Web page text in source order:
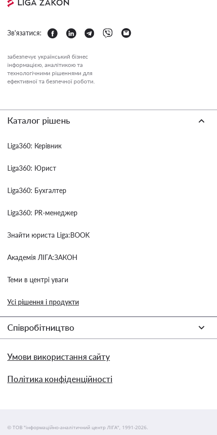
Зв'язатися:
забезпечує український бізнес
інформацією, аналітикою та
технологічними рішеннями для
ефективної та безпечної роботи.
Каталог рішень
Liga360: Керівник
Liga360: Юрист
Liga360: Бухгалтер
Liga360: PR-менеджер
Знайти юриста Liga:BOOK
Академія ЛІГА:ЗАКОН
Теми в центрі уваги
Усі рішення і продукти
Співробітництво
Умови використання сайту
Політика конфіденційності
© ТОВ "інформаційно-аналітичний центр ЛІГА", 1991-2026.